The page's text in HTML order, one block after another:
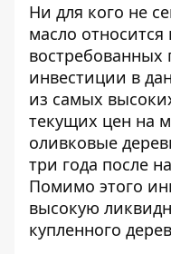
Ни для кого не
масло
востребованных
инвестиции в
из самых
текущих цен на
оливковые
три года после
Помимо этого
высокую
купленного